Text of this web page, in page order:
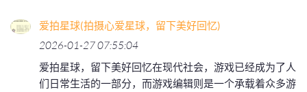
爱拍星球(拍摄心爱星球，留下美好回忆)
2026-01-27 07:55:04
爱拍星球，留下美好回忆在现代社会，游戏已经成为了人
们日常生活的一部分，而游戏编辑则是一个承载着众多游